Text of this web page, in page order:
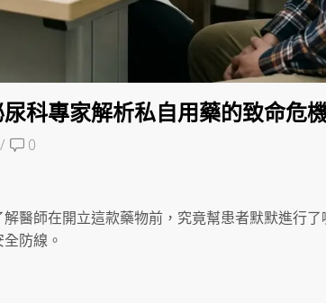
科專家解析私自用藥的致命危
/
0
醫師在開立這款藥物前，究竟幫患者默默進行
防線。